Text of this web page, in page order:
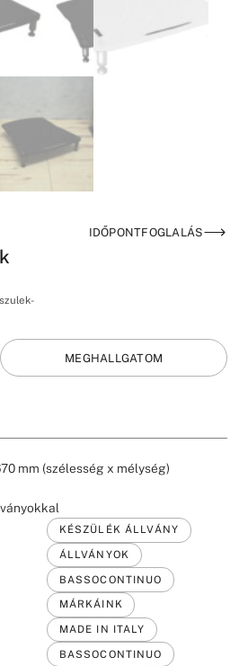
IDŐPONTFOGLALÁS
MEGHALLGATOM
mm (szélesség x mélység)
KÉSZÜLÉK ÁLLVÁNY
ÁLLVÁNYOK
BASSOCONTINUO
MÁRKÁINK
MADE IN ITALY
BASSOCONTINUO